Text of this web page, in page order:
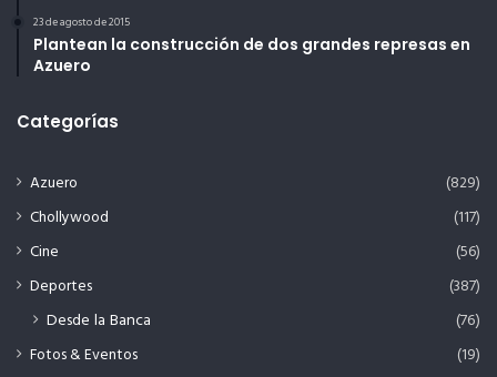
23 de agosto de 2015
Plantean la construcción de dos grandes represas en
Azuero
Categorías
Azuero
(829)
Chollywood
(117)
Cine
(56)
Deportes
(387)
Desde la Banca (76)
Fotos & Eventos
(19)